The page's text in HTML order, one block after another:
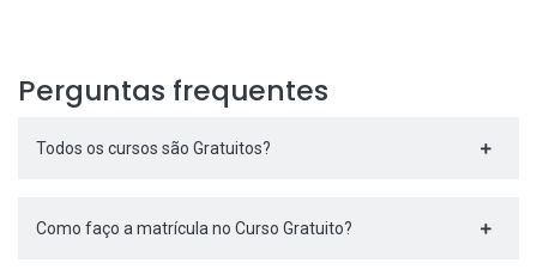
Perguntas frequentes
Todos os cursos são Gratuitos?
Como faço a matrícula no Curso Gratuito?